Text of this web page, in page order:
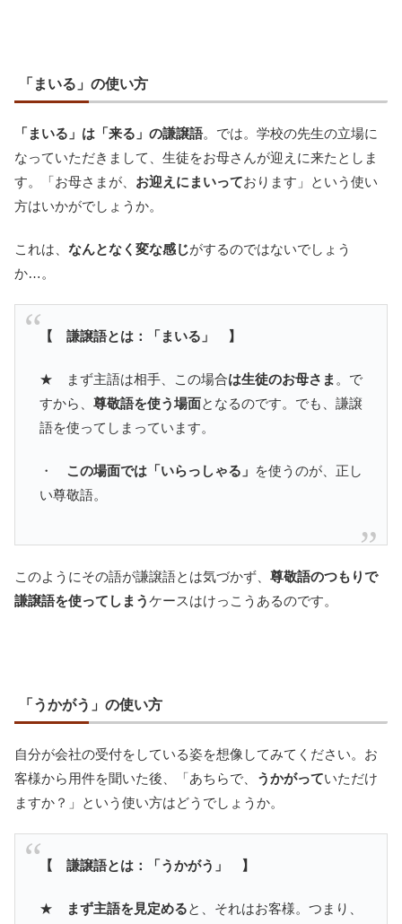
「まいる」の使い方
「まいる」は「来る」の謙譲語。では。学校の先生の立場に
なっていただきまして、生徒をお母さんが迎えに来たとしま
す。「お母さまが、 お迎えにまいっております」という使い
方はいかがでしょうか。
これは、 なんとなく変な感じがするのではないでしょう
か…。
【 謙譲語とは：「まいる」 】
★ まず主語は相手、この場合は生徒のお母さま 。で
すから、 尊敬語を使う場面となるのです。でも、謙譲
語を使ってしまっています。
・ この場面では「いらっしゃる」 を使うのが、正し
い尊敬語。
このようにその語が謙譲語とは気づかず、 尊敬語のつもりで
謙譲語を使ってしまうケースはけっこうあるのです。
「うかがう」の使い方
自分が会社の受付をしている姿を想像してみてください。お
客様から用件を聞いた後、「あちらで、
うかがっていただけ
ますか？」という使い方はどうでしょうか。
【 謙譲語とは：「うかがう」 】
★ まず主語を見定めると、それはお客様。つまり、